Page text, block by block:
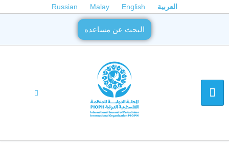
العربية English
Malay
Russian
البحث عن مساعده